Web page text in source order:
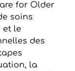
for Older
soins
et le
des
la